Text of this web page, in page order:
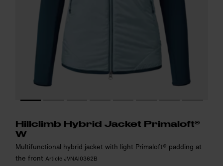
Hillclimb Hybrid Jacket Primaloft®
W
Multifunctional hybrid jacket with light Primaloft® padding at
the front Article JVNAI0362B